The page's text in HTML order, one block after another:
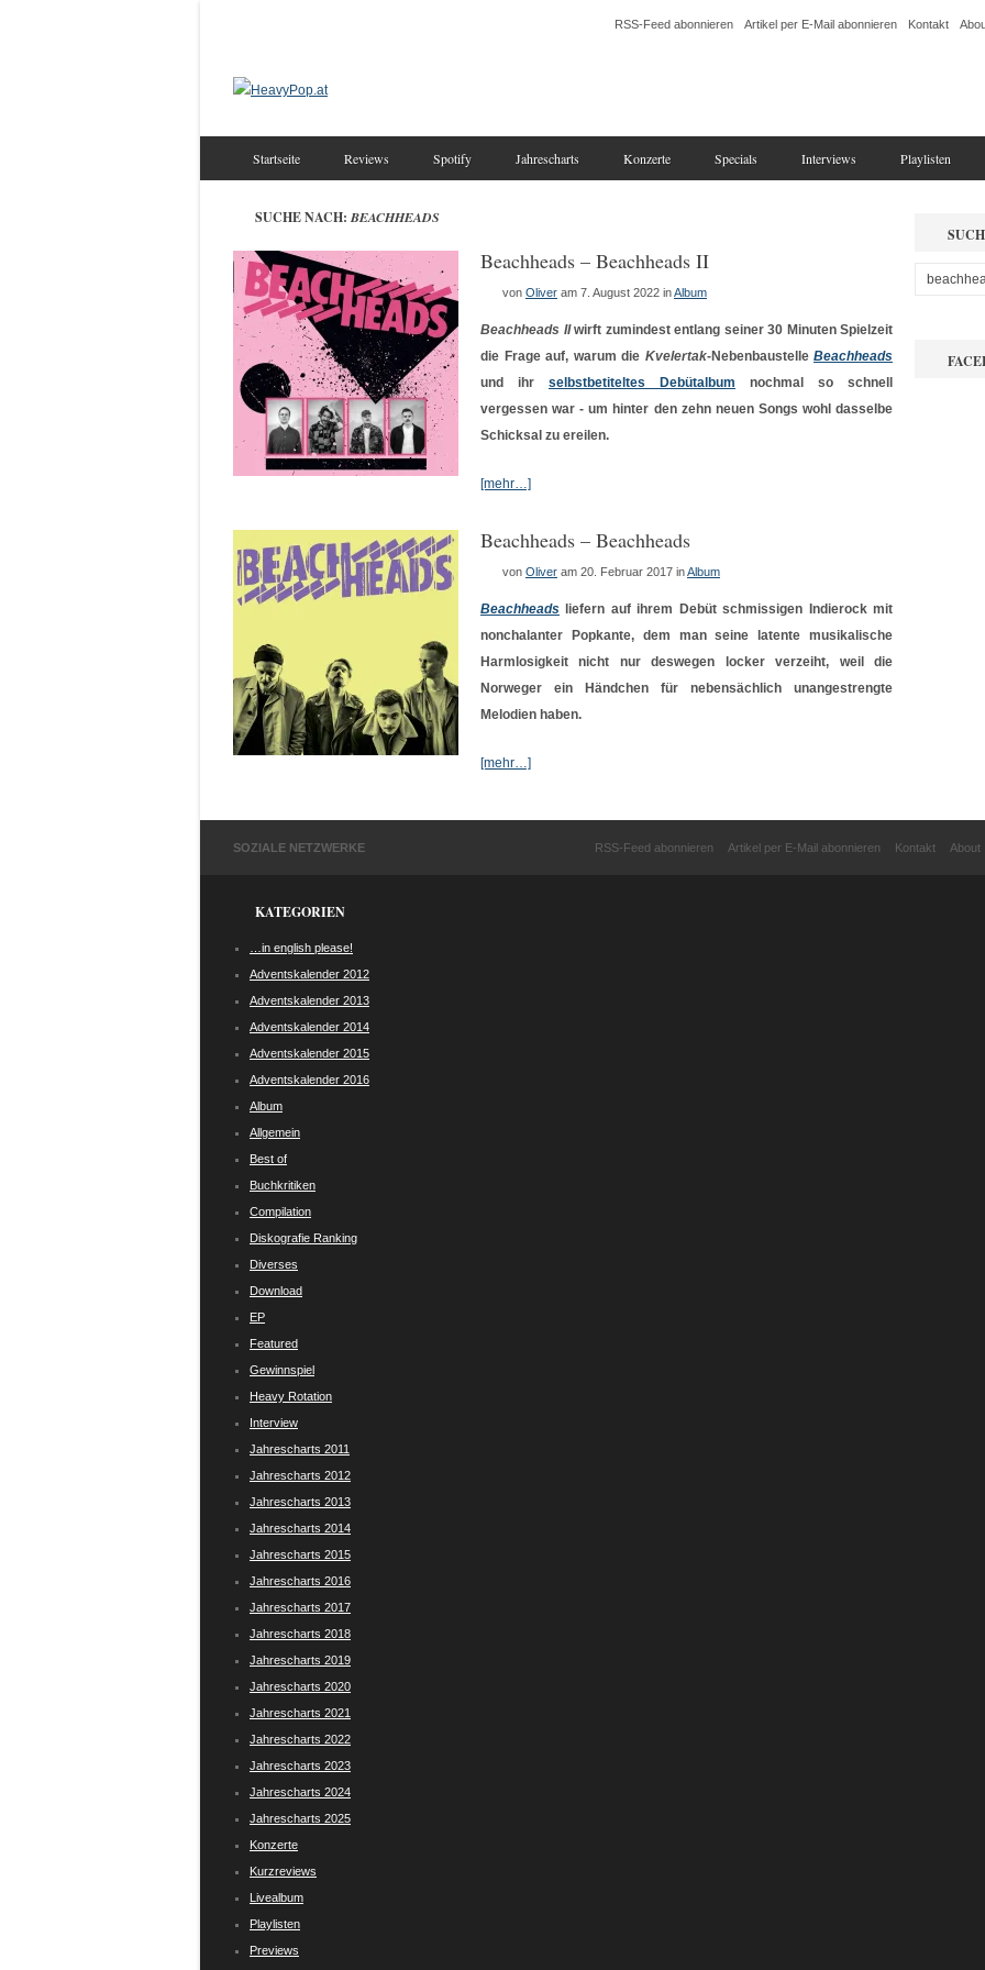
RSS-Feed abonnieren Artikel per E-Mail abonnieren Kontakt
Startseite Reviews Spotify Jahrescharts Konzerte Specials Interviews Playlisten
SUCHE NACH: BEACHHEADS
Beachheads – Beachheads II
von Oliver am 7. August 2022 inAlbum
Beachheads IIwirft zumindest entlang seiner 30 Minuten Spielzeit
die Frage auf, warum die Kvelertak-Nebenbaustelle Beachheads
und ihr selbstbetiteltes Debütalbum nochmal so schnell
vergessen war - um hinter den zehn neuen Songs wohl dasselbe
Schicksal zu ereilen.
[mehr…]
Beachheads – Beachheads
von Oliver am 20. Februar 2017 inAlbum
Beachheads liefern auf ihrem Debüt schmissigen Indierock mit
nonchalanter Popkante, dem man seine latente musikalische
Harmlosigkeit nicht nur deswegen locker verzeiht, weil die
Norweger ein Händchen für nebensächlich unangestrengte
Melodien haben.
[mehr…]
SOZIALE NETZWERKE RSS-Feed abonnieren Artikel per E-Mail abonnieren Kontakt About
KATEGORIEN
…in english please!
Adventskalender 2012
Adventskalender 2013
Adventskalender 2014
Adventskalender 2015
Adventskalender 2016
Album
Allgemein
Best of
Buchkritiken
Compilation
Diskografie Ranking
Diverses
Download
EP
Featured
Gewinnspiel
Heavy Rotation
Interview
Jahrescharts 2011
Jahrescharts 2012
Jahrescharts 2013
Jahrescharts 2014
Jahrescharts 2015
Jahrescharts 2016
Jahrescharts 2017
Jahrescharts 2018
Jahrescharts 2019
Jahrescharts 2020
Jahrescharts 2021
Jahrescharts 2022
Jahrescharts 2023
Jahrescharts 2024
Jahrescharts 2025
Konzerte
Kurzreviews
Livealbum
Playlisten
Previews